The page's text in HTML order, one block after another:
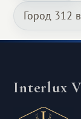
Город 312
Interlux